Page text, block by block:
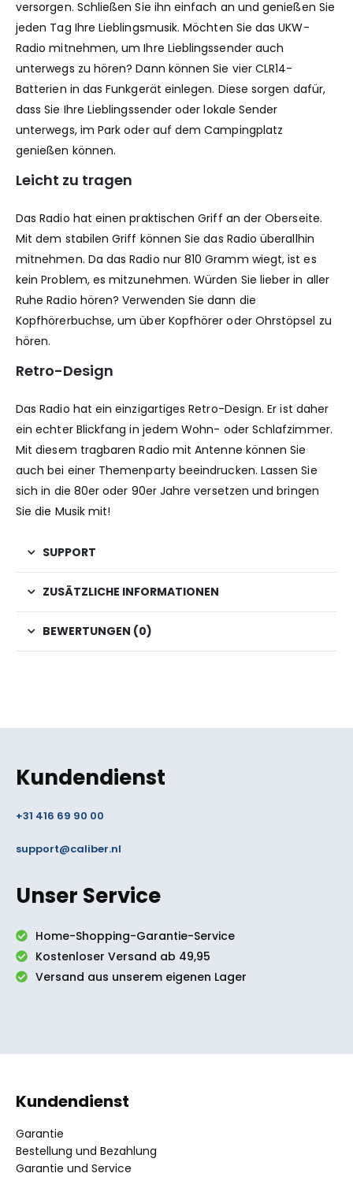
versorgen. Schließen Sie ihn einfach an und genießen Sie
jeden Tag Ihre Lieblingsmusik. Möchten Sie das UKW-
Radio mitnehmen, um Ihre Lieblingssender auch
unterwegs zu hören? Dann können Sie vier CLR14-
Batterien in das Funkgerät einlegen. Diese sorgen dafür,
dass Sie Ihre Lieblingssender oder lokale Sender
unterwegs, im Park oder auf dem Campingplatz
genießen können.
Leicht zu tragen
Das Radio hat einen praktischen Griff an der Oberseite.
Mit dem stabilen Griff können Sie das Radio überallhin
mitnehmen. Da das Radio nur 810 Gramm wiegt, ist es
kein Problem, es mitzunehmen. Würden Sie lieber in aller
Ruhe Radio hören? Verwenden Sie dann die
Kopfhörerbuchse, um über Kopfhörer oder Ohrstöpsel zu
hören.
Retro-Design
Das Radio hat ein einzigartiges Retro-Design. Er ist daher
ein echter Blickfang in jedem Wohn- oder Schlafzimmer.
Mit diesem tragbaren Radio mit Antenne können Sie
auch bei einer Themenparty beeindrucken. Lassen Sie
sich in die 80er oder 90er Jahre versetzen und bringen
Sie die Musik mit!
SUPPORT
ZUSÄTZLICHE INFORMATIONEN
BEWERTUNGEN (0)
Kundendienst
+31 416 69 90 00
support@caliber.nl
Unser Service
Home-Shopping-Garantie-Service
Kostenloser Versand ab 49,95
Versand aus unserem eigenen Lager
Kundendienst
Garantie
Bestellung und Bezahlung
Garantie und Service